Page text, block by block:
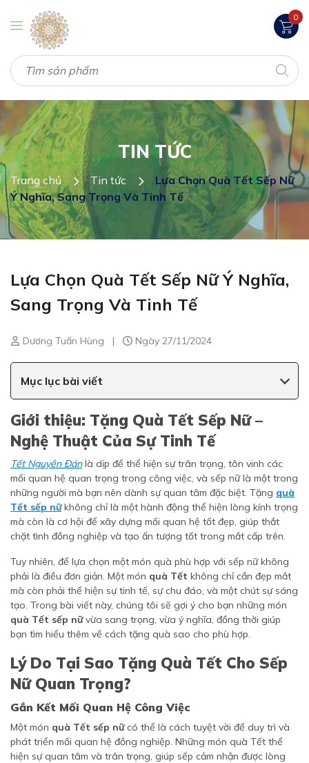
0
TIN TỨC
Trang chủ Tin tức
Lựa Chọn Quà Tết Sếp Nữ
Ý Nghĩa, Sang Trọng Và Tinh Tế
Lựa Chọn Quà Tết Sếp Nữ Ý Nghĩa,
Sang Trọng Và Tinh Tế
Dương Tuấn Hùng | Ngày 27/11/2024
Mục lục bài viết
Giới thiệu: Tặng Quà Tết Sếp Nữ –
Nghệ Thuật Của Sự Tinh Tế
Tết Nguyên Đánlà dịp để thể hiện sự trân trọng, tôn vinh các
mối quan hệ quan trọng trong công việc, và sếp nữ là một trong
những người mà bạn nên dành sự quan tâm đặc biệt. Tặng quà
Tết sếp nữkhông chỉ là một hành động thể hiện lòng kính trọng
mà còn là cơ hội để xây dựng mối quan hệ tốt đẹp, giúp thắt
chặt tình đồng nghiệp và tạo ấn tượng tốt trong mắt cấp trên.
Tuy nhiên, để lựa chọn một món quà phù hợp với sếp nữ không
phải là điều đơn giản. Một món quà Tết không chỉ cần đẹp mắt
mà còn phải thể hiện sự tinh tế, sự chu đáo, và một chút sự sáng
tạo. Trong bài viết này, chúng tôi sẽ gợi ý cho bạn những món
quà Tết sếp nữvừa sang trọng, vừa ý nghĩa, đồng thời giúp
bạn tìm hiểu thêm về cách tặng quà sao cho phù hợp.
Lý Do Tại Sao Tặng Quà Tết Cho Sếp
Nữ Quan Trọng?
Gắn Kết Mối Quan Hệ Công Việc
Một món quà Tết sếp nữcó thể là cách tuyệt vời để duy trì và
phát triển mối quan hệ đồng nghiệp. Những món quà Tết thể
hiện sự quan tâm và trân trọng, giúp sếp cảm nhận được lòng